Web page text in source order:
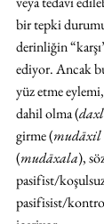
bir tepki
derinliğin
ediyor. Ancak
yüz etme
dahil olma (daxl
girme (mudāxil
(mudāxala),
pasifist/
pasifisist/